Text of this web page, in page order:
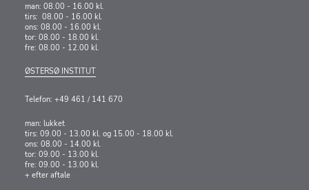
man: 08.00 - 16.00 kl.
tirs: 08.00 - 16.00 kl.
ons: 08.00 - 16.00 kl.
tor: 08.00 - 18.00 kl.
fre: 08.00 - 12.00 kl.
ØSTERSØ INSTITUT
Telefon: +49 461 / 141 670
man: lukket
tirs: 09.00 - 13.00 kl. og 15.00 - 18.00 kl.
ons: 08.00 - 14.00 kl.
tor: 09.00 - 13.00 kl.
fre: 09.00 - 13.00 kl.
+ efter aftale